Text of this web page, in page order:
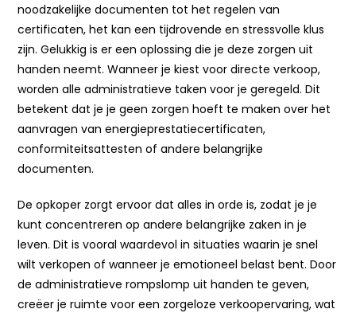
noodzakelijke documenten tot het regelen van
certificaten, het kan een tijdrovende en stressvolle klus
zijn. Gelukkig is er een oplossing die je deze zorgen uit
handen neemt. Wanneer je kiest voor directe verkoop,
worden alle administratieve taken voor je geregeld. Dit
betekent dat je je geen zorgen hoeft te maken over het
aanvragen van energieprestatiecertificaten,
conformiteitsattesten of andere belangrijke
documenten.
De opkoper zorgt ervoor dat alles in orde is, zodat je je
kunt concentreren op andere belangrijke zaken in je
leven. Dit is vooral waardevol in situaties waarin je snel
wilt verkopen of wanneer je emotioneel belast bent. Door
de administratieve rompslomp uit handen te geven,
creëer je ruimte voor een zorgeloze verkoopervaring, wat